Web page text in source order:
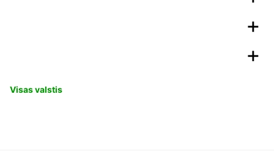
Visas valstis